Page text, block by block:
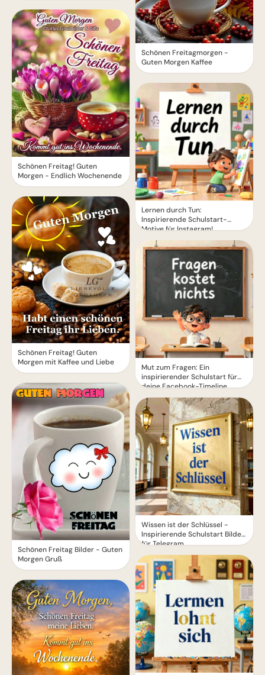
Schönen Freitag! Guten
Morgen - Endlich Wochenende
Schönen Freitag! Guten
Morgen mit Kaffee und Liebe
Schönen Freitag Bilder - Guten
Morgen Gruß
Schönen Freitagmorgen -
Guten Morgen Kaffee
Lernen durch Tun:
Inspirierende Schulstart-
Motive für Instagram!
Mut zum Fragen: Ein
inspirierender Schulstart für
deine Facebook-Timeline
Wissen ist der Schlüssel -
Inspirierende Schulstart Bilder
für Telegram